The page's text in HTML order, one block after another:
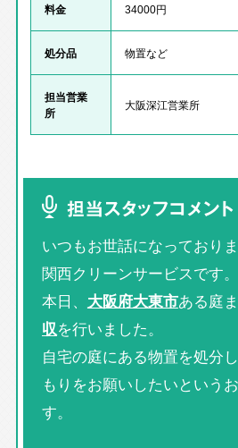
料金 34000円
処分品 物置など
担当営業
所
大阪深江営業所
担当スタッフコメント
いつもお世話になっておりま
関西クリーンサービスです。
本日、 大阪府大東市ある庭
収を行いました。
自宅の庭にある物置を処分
もりをお願いしたいという
す。